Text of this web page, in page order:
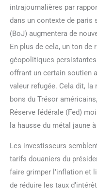
intrajournalières par
dans un contexte de paris
(BoJ) augmentera de
En plus de cela, un ton
géopolitiques
offrant un certain soutien
valeur refugée. Cela dit, la
bons du Trésor
Réserve fédérale (Fed)
la hausse du métal jaune
Les investisseurs
tarifs douaniers du
faire grimper l’inflation et
de réduire les taux